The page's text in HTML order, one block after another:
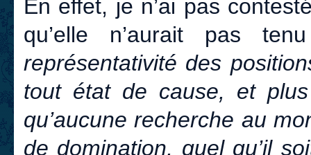
En effet, je n’ai pas
qu’elle n’aurait pas
représentativité des
tout état de cause, et
qu’aucune recherche au
de domination, quel qu’il